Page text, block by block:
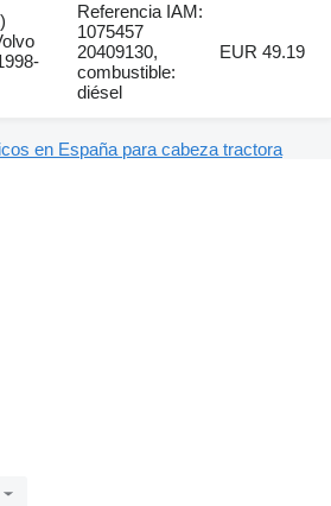
Referencia IAM:
1075457
20409130,
combustible:
diésel
EUR 49.19
en España para cabeza tractora